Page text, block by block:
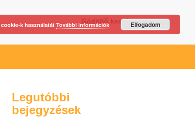
Gödöllő kastély
Legutóbbi
bejegyzések
k használatát További információk Elfogadom